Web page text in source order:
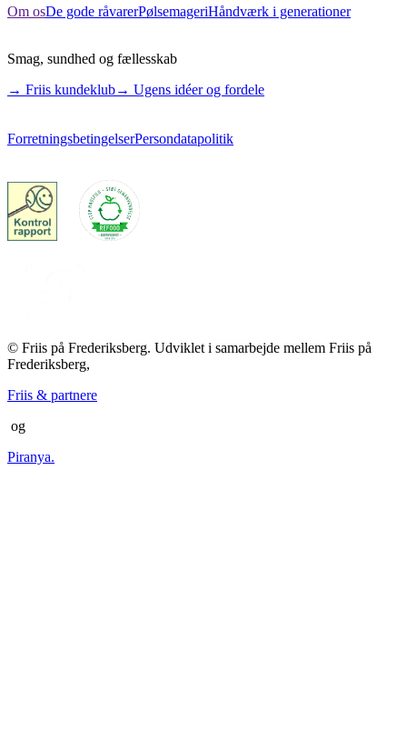
Om osDe gode råvarerPølsemageriHåndværk i generationer
Smag, sundhed og fællesskab
→ Friis kundeklub→ Ugens idéer og fordele
ForretningsbetingelserPersondatapolitik
© Friis på Frederiksberg. Udviklet i samarbejde mellem Friis på
Frederiksberg,
Friis & partnere
og
Piranya.